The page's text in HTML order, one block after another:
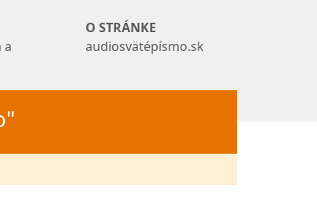
a
O STRÁNKE
audiosvätépísmo.sk